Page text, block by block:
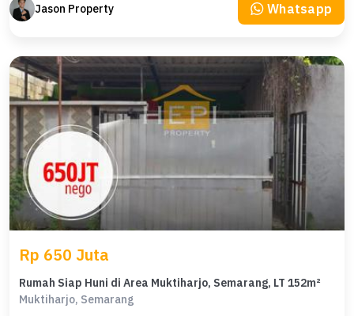
Jason Property Whatsapp
Rp 650 Juta
Rumah Siap Huni di Area Muktiharjo, Semarang, LT 152m²
Muktiharjo, Semarang